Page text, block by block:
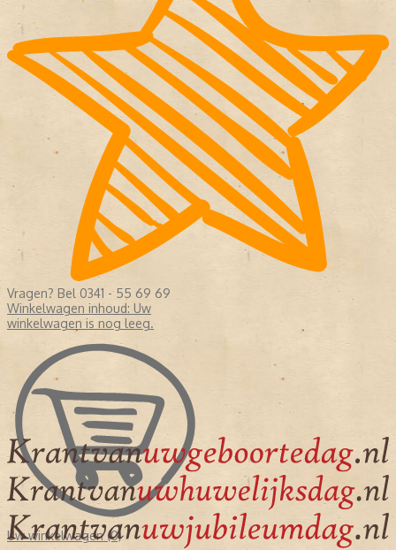
Vragen? Bel 0341 - 55 69 69
Winkelwagen inhoud: Uw
winkelwagen is nog leeg.
Uw winkelwagen (0)